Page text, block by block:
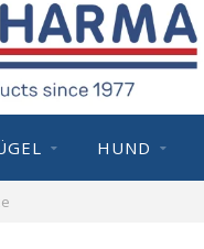
HUND